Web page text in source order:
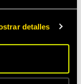
detalles
que más